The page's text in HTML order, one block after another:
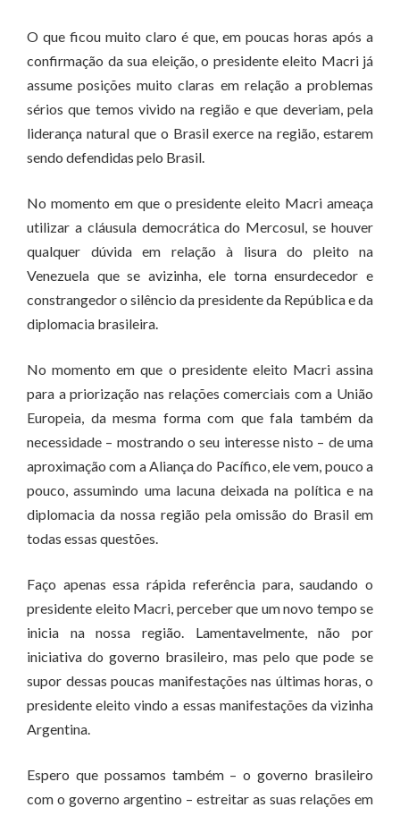
O que ficou muito claro é que, em poucas horas após a
confirmação da sua eleição, o presidente eleito Macri já
assume posições muito claras em relação a problemas
sérios que temos vivido na região e que deveriam, pela
liderança natural que o Brasil exerce na região, estarem
sendo defendidas pelo Brasil.
No momento em que o presidente eleito Macri ameaça
utilizar a cláusula democrática do Mercosul, se houver
qualquer dúvida em relação à lisura do pleito na
Venezuela que se avizinha, ele torna ensurdecedor e
constrangedor o silêncio da presidente da República e da
diplomacia brasileira.
No momento em que o presidente eleito Macri assina
para a priorização nas relações comerciais com a União
Europeia, da mesma forma com que fala também da
necessidade – mostrando o seu interesse nisto – de uma
aproximação com a Aliança do Pacífico, ele vem, pouco a
pouco, assumindo uma lacuna deixada na política e na
diplomacia da nossa região pela omissão do Brasil em
todas essas questões.
Faço apenas essa rápida referência para, saudando o
presidente eleito Macri, perceber que um novo tempo se
inicia na nossa região. Lamentavelmente, não por
iniciativa do governo brasileiro, mas pelo que pode se
supor dessas poucas manifestações nas últimas horas, o
presidente eleito vindo a essas manifestações da vizinha
Argentina.
Espero que possamos também – o governo brasileiro
com o governo argentino – estreitar as suas relações em